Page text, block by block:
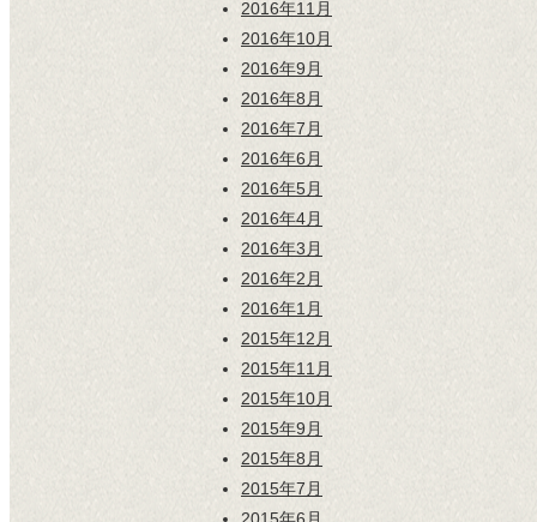
2016年11月
2016年10月
2016年9月
2016年8月
2016年7月
2016年6月
2016年5月
2016年4月
2016年3月
2016年2月
2016年1月
2015年12月
2015年11月
2015年10月
2015年9月
2015年8月
2015年7月